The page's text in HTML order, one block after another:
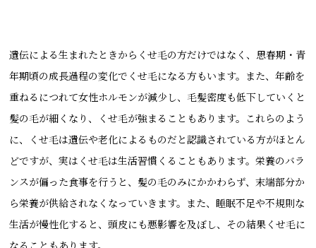
遺伝による生まれたときからくせ毛の方だけではなく、思春期・青
年期頃の成長過程の変化でくせ毛になる方もいます。また、年齢を
重ねるにつれて女性ホルモンが減少し、毛髪密度も低下していくと
髪の毛が細くなり、くせ毛が強まることもあります。これらのよう
に、くせ毛は遺伝や老化によるものだと認識されている方がほとん
どですが、実はくせ毛は生活習慣くることもあります。栄養のバラ
ンスが偏った食事を行うと、髪の毛のみにかかわらず、末端部分か
ら栄養が供給されなくなっていきます。また、睡眠不足や不規則な
生活が慢性化すると、頭皮にも悪影響を及ぼし、その結果くせ毛に